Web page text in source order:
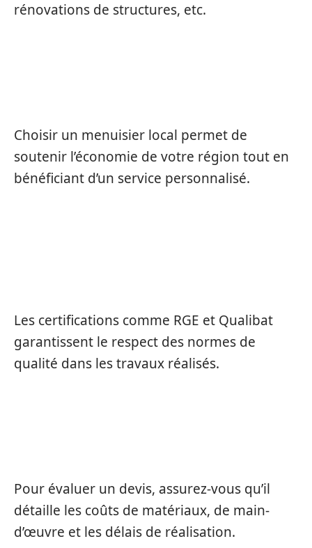
rénovations de structures, etc.
Choisir un menuisier local permet de
soutenir l’économie de votre région tout en
bénéficiant d’un service personnalisé.
Les certifications comme RGE et Qualibat
garantissent le respect des normes de
qualité dans les travaux réalisés.
Pour évaluer un devis, assurez-vous qu’il
détaille les coûts de matériaux, de main-
d’œuvre et les délais de réalisation.